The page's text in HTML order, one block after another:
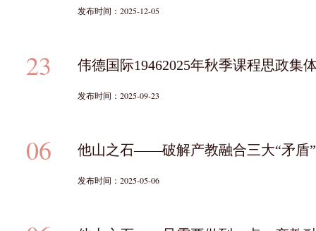
发布时间：2025-12-05
23 伟德国际19462025年秋季课程思政
发布时间：2025-09-23
06 他山之石——破解产教融合三大“矛盾
发布时间：2025-05-06